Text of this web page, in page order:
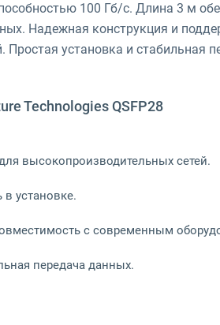
100 Гб/с. Длина 3 м
Надежная конструкция и
Простая установка и стабильная
Technologies QSFP28
высокопроизводительных сетей.
в установке.
с современным
передача данных.